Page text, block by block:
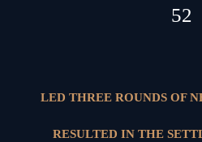
52
LED THREE ROUNDS OF
RESULTED IN THE